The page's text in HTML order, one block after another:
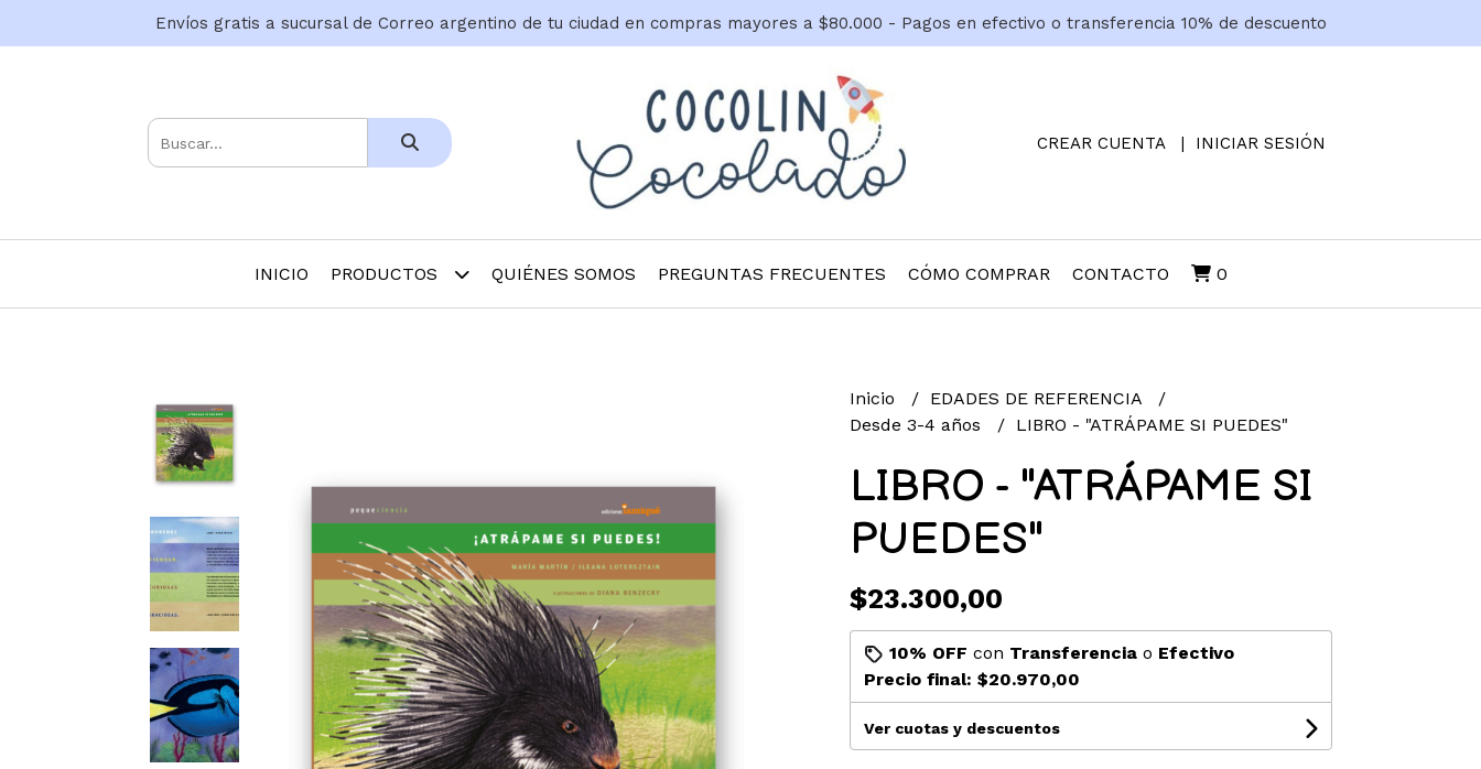
Envíos gratis a sucursal de Correo argentino de tu ciudad en compras mayores a $80.000 - Pagos en efectivo o transferencia 10% de descuento
CREAR CUENTA INICIAR SESIÓN
INICIO PRODUCTOS QUIÉNES SOMOS PREGUNTAS FRECUENTES CÓMO COMPRAR CONTACTO 0
Inicio
EDADES DE REFERENCIA
Desde 3-4 años
LIBRO - "ATRÁPAME SI PUEDES"
LIBRO - "ATRÁPAME SI
PUEDES"
$23.300,00
10% OFF con Transferenciao Efectivo
Precio final: $20.970,00
Ver cuotas y descuentos